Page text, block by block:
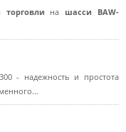
на шасси BAW-
- надежность и простота